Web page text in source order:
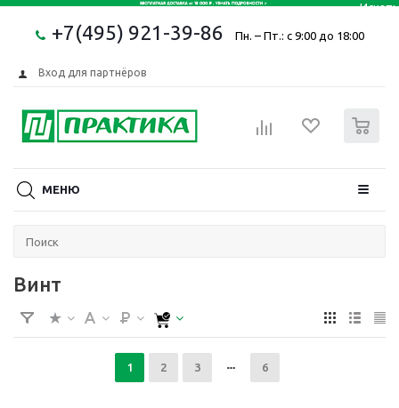
+7(495) 921-39-86 Пн. – Пт.: с 9:00 до 18:00
Вход для партнёров
МЕНЮ
Винт
1 2 3 6